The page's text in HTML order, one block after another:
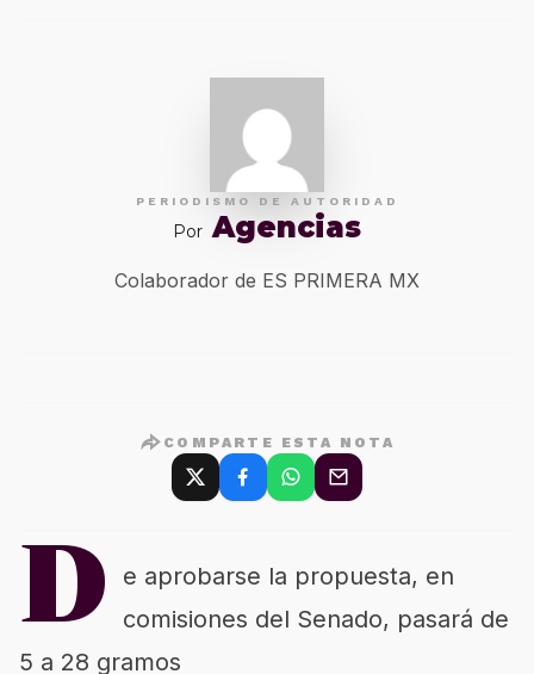
PERIODISMO DE AUTORIDAD
Por Agencias
Colaborador de ES PRIMERA MX
COMPARTE ESTA NOTA
D
e aprobarse la propuesta, en
comisiones del Senado, pasará de
5 a 28 gramos